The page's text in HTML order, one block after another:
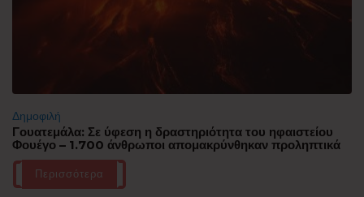
Δημοφιλή
Γουατεμάλα: Σε ύφεση η δραστηριότητα του ηφαιστείου
Φουέγο – 1.700 άνθρωποι απομακρύνθηκαν προληπτικά
Περισσότερα